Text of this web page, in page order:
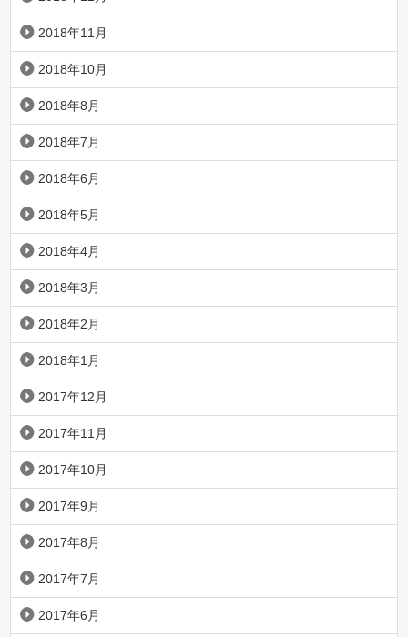
2018年11月
2018年10月
2018年8月
2018年7月
2018年6月
2018年5月
2018年4月
2018年3月
2018年2月
2018年1月
2017年12月
2017年11月
2017年10月
2017年9月
2017年8月
2017年7月
2017年6月